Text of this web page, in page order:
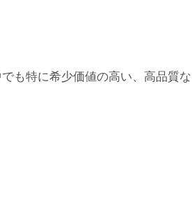
でも特に希少価値の高い、高品質